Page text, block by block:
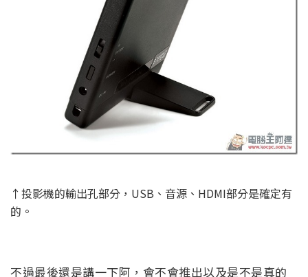
↑投影機的輸出孔部分，USB、音源、HDMI部分是確定有
的。
不過最後還是講一下阿，會不會推出以及是不是真的